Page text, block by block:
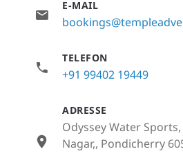
E-MAIL
TELEFON
+91 99402 19449
ADRESSE
Odyssey Water
Nagar,, Pondicherry